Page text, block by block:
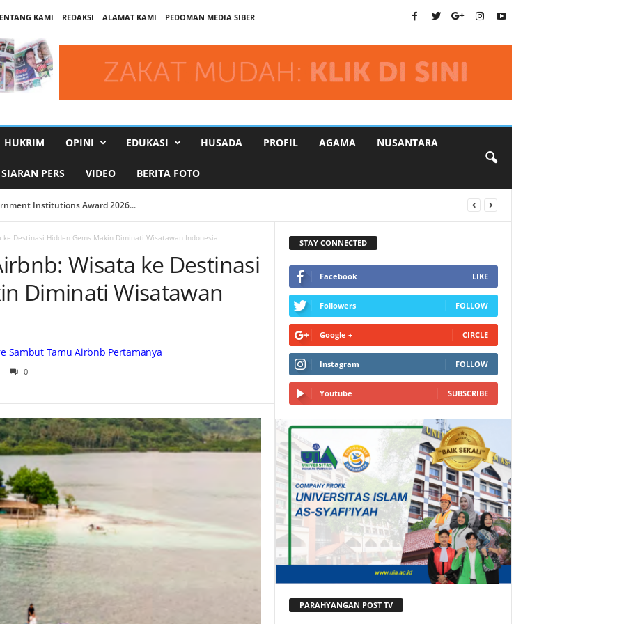
KAMI REDAKSI ALAMAT KAMI
PEDOMAN MEDIA SIBER
HUKRIM OPINI EDUKASI HUSADA PROFIL AGAMA NUSANTARA
SIARAN PERS VIDEO BERITA FOTO
Institutions Award 2026...
Luncurkan Situs Web ...
ke Destinasi Hidden Gems Makin Diminati Wisatawan Indonesia
Wisata ke Destinasi
Diminati Wisatawan
Sambut Tamu Airbnb Pertamanya
0
STAY CONNECTED
Facebook LIKE
Followers FOLLOW
Google + CIRCLE
Instagram FOLLOW
Youtube SUBSCRIBE
PARAHYANGAN POST TV